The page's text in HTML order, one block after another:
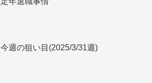
今週の狙い目(2025/3/31週)